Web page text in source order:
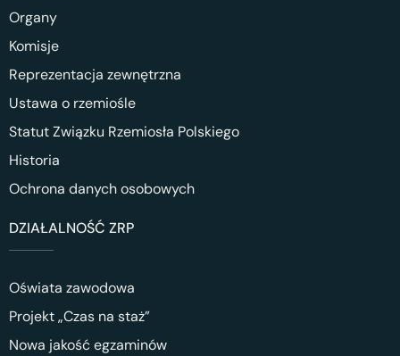
Organy
Komisje
Reprezentacja zewnętrzna
Ustawa o rzemiośle
Statut Związku Rzemiosła Polskiego
Historia
Ochrona danych osobowych
DZIAŁALNOŚĆ ZRP
Oświata zawodowa
Projekt „Czas na staż”
Nowa jakość egzaminów